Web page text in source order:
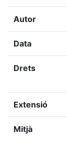
Autor
Data
Drets
Extensió
Mitjà